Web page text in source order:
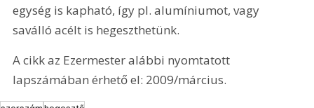
egység is kapható, így pl. alumíniumot, vagy
saválló acélt is hegeszthetünk.
A cikk az Ezermester alábbi nyomtatott
lapszámában érhető el: 2009/március.